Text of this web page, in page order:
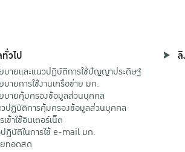
วไป
บายและแนวปฏิบัติการใช้ปัญญาประดิษฐ์
บายการใช้งานเครือข่าย มก.
บายคุ้มครองข้อมูลส่วนบุคคล
ปฏิบัติการคุ้มครองข้อมูลส่วนบุคคล
เข้าใช้อินเตอร์เน็ต
ฏิบัติในการใช้ e-mail มก.
ทอดสด